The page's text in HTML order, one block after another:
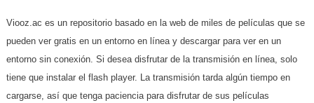
Viooz.ac es un repositorio basado en la web de miles de películas que se
pueden ver gratis en un entorno en línea y descargar para ver en un
entorno sin conexión. Si desea disfrutar de la transmisión en línea, solo
tiene que instalar el flash player. La transmisión tarda algún tiempo en
cargarse, así que tenga paciencia para disfrutar de sus películas